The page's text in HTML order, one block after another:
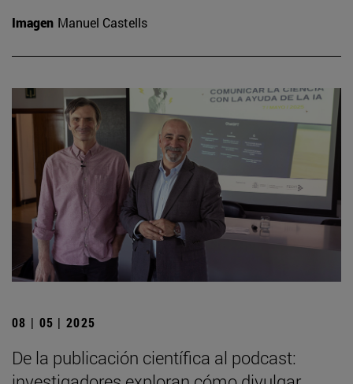
Imagen Manuel Castells
08 | 05 | 2025
De la publicación científica al podcast: